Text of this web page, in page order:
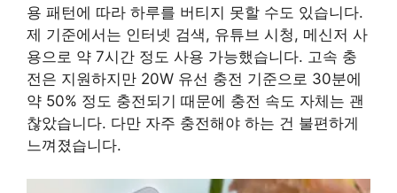
용 패턴에 따라 하루를 버티지 못할 수도 있습니다.
제 기준에서는 인터넷 검색, 유튜브 시청, 메신저 사
용으로 약 7시간 정도 사용 가능했습니다. 고속 충
전은 지원하지만 20W 유선 충전 기준으로 30분에
약 50% 정도 충전되기 때문에 충전 속도 자체는 괜
찮았습니다. 다만 자주 충전해야 하는 건 불편하게
느껴졌습니다.